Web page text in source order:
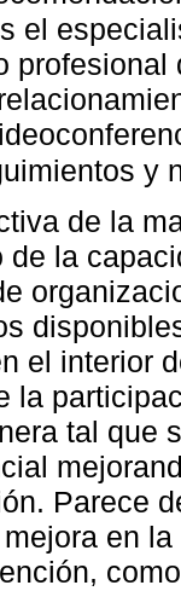
el
y
de la
de la
el interior
la
tal que
Parece
en